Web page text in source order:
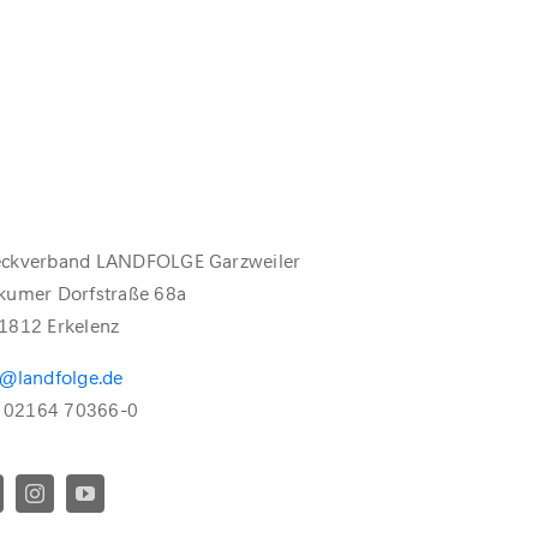
LANDFOLGE Garzweiler
Dorfstraße 68a
Erkelenz
02164 70366-0